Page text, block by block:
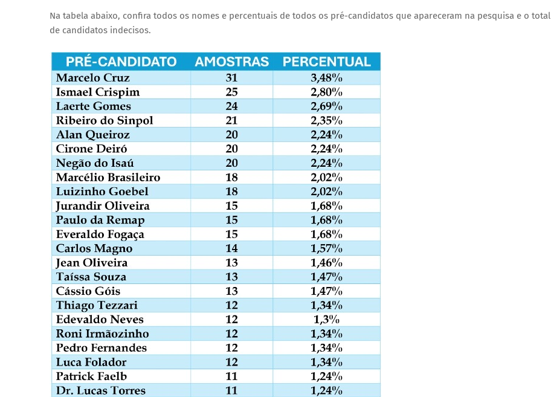
Na tabela abaixo, confira todos os nomes e percentuais de todos os pré-candidatos que apareceram na pesquisa e o total
de candidatos indecisos.